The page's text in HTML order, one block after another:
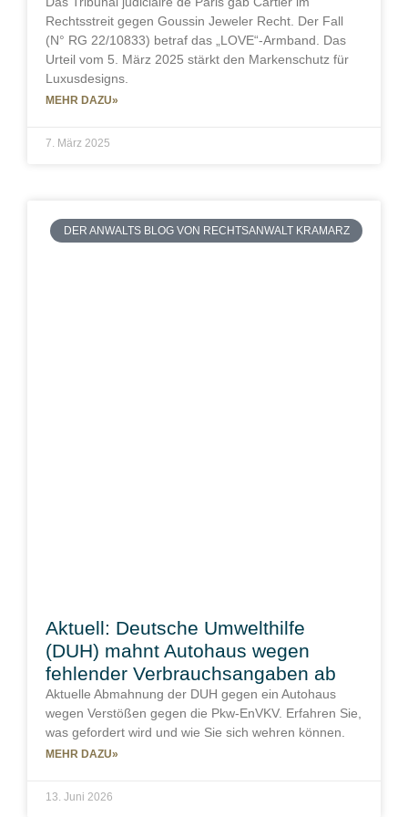
Rechtsstreit gegen Goussin Jeweler Recht. Der Fall
(N° RG 22/10833) betraf das „LOVE“-Armband. Das
Urteil vom 5. März 2025 stärkt den Markenschutz für
Luxusdesigns.
MEHR DAZU»
7. März 2025
DER ANWALTS BLOG VON RECHTSANWALT KRAMARZ
Aktuell: Deutsche Umwelthilfe
(DUH) mahnt Autohaus wegen
fehlender Verbrauchsangaben ab
Aktuelle Abmahnung der DUH gegen ein Autohaus
wegen Verstößen gegen die Pkw-EnVKV. Erfahren Sie,
was gefordert wird und wie Sie sich wehren können.
MEHR DAZU»
13. Juni 2026